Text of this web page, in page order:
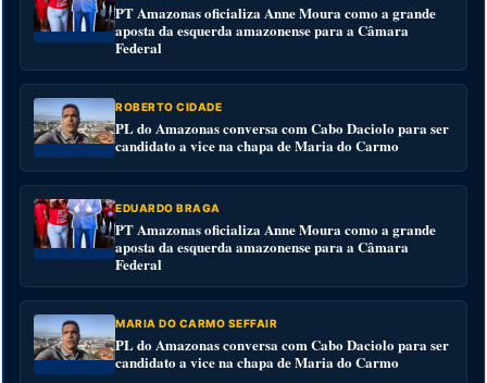
PT Amazonas oficializa Anne Moura como a grande
aposta da esquerda amazonense para a Câmara
Federal
ROBERTO CIDADE
PL do Amazonas conversa com Cabo Daciolo para ser
candidato a vice na chapa de Maria do Carmo
EDUARDO BRAGA
PT Amazonas oficializa Anne Moura como a grande
aposta da esquerda amazonense para a Câmara
Federal
MARIA DO CARMO SEFFAIR
PL do Amazonas conversa com Cabo Daciolo para ser
candidato a vice na chapa de Maria do Carmo